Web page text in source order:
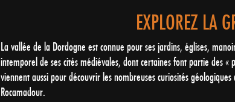
EXPLOREZ LA
La vallée de la Dordogne est connue pour ses jardins, églises,
intemporel de ses cités médiévales, dont certaines font partie des «
viennent aussi pour découvrir les nombreuses curiosités
Rocamadour.